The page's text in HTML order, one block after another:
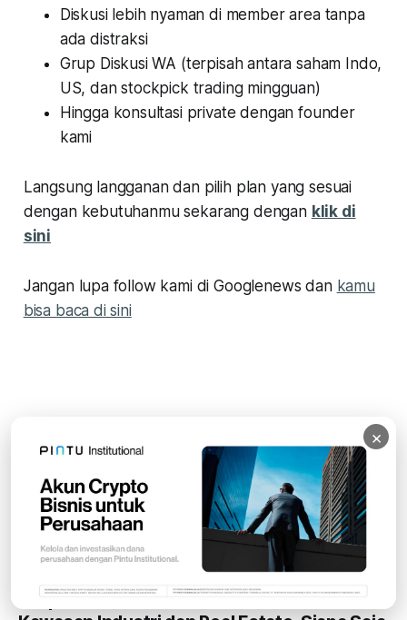
Diskusi lebih nyaman di member area tanpa
ada distraksi
Grup Diskusi WA (terpisah antara saham Indo,
US, dan stockpick trading mingguan)
Hingga konsultasi private dengan founder
kami
Langsung langganan dan pilih plan yang sesuai
dengan kebutuhanmu sekarang dengan klik di
sini
Jangan lupa follow kami di Googlenews dan kamu
bisa baca di sini
10 Agustus 2026, DSSA Mulai Alihkan Saham
Buyback Jumbo, Begini Dampaknya
DSSA lagi dikejar deadline untuk mengalihkan saham
buyback pada Juni-September 2023. Lalu, bagaimana
dampaknya kepada harga saham perseroan?
Ekspansi Data Center Jadi Berkah Saham
×